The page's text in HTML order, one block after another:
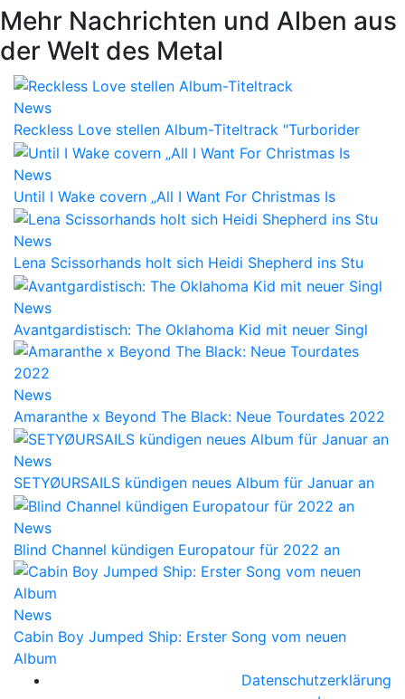
Mehr Nachrichten und Alben aus
der Welt des Metal
News
Reckless Love stellen Album-Titeltrack "Turborider
News
Until I Wake covern „All I Want For Christmas Is
News
Lena Scissorhands holt sich Heidi Shepherd ins Stu
News
Avantgardistisch: The Oklahoma Kid mit neuer Singl
News
Amaranthe x Beyond The Black: Neue Tourdates 2022
News
SETYØURSAILS kündigen neues Album für Januar an
News
Blind Channel kündigen Europatour für 2022 an
News
Cabin Boy Jumped Ship: Erster Song vom neuen
Album
Datenschutzerklärung